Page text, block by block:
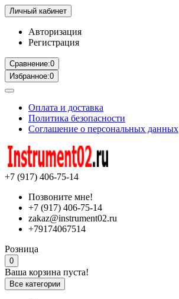
Личный кабинет
Авторизация
Регистрация
Сравнение:0
Избранное:0
Оплата и доставка
Политика безопасности
Соглашение о персональных данных
+7 (917) 406-75-14
Позвоните мне!
+7 (917) 406-75-14
zakaz@instrument02.ru
+79174067514
Розница
0
Ваша корзина пуста!
Все категории